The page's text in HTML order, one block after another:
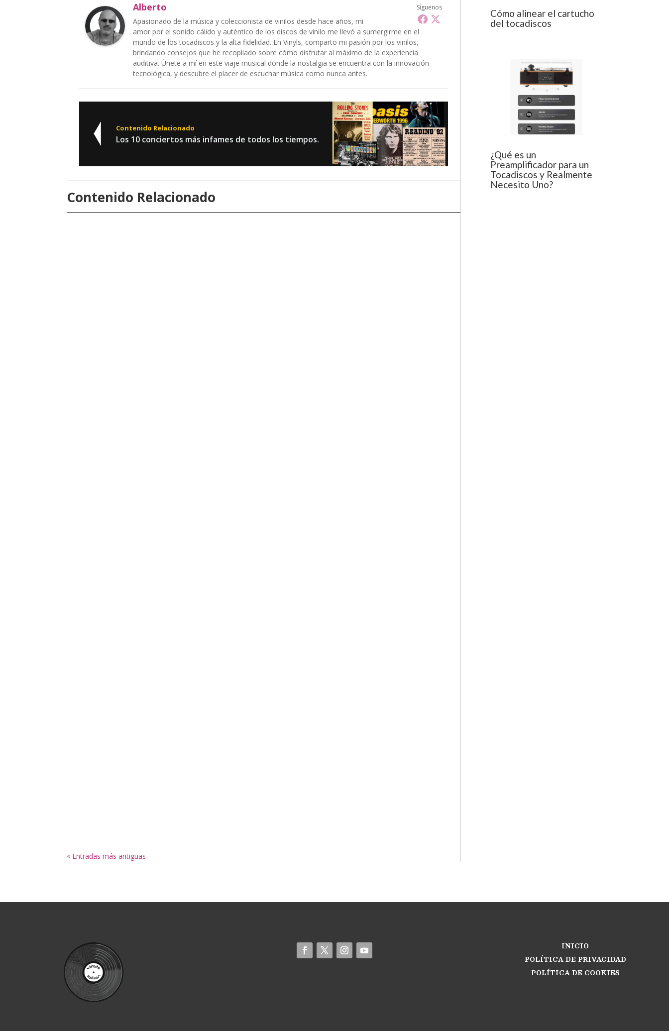
Síguenos
Alberto
Apasionado de la música y coleccionista de vinilos desde hace años, mi
amor por el sonido cálido y auténtico de los discos de vinilo me llevó a sumergirme en el
mundo de los tocadiscos y la alta fidelidad. En Vinyls, comparto mi pasión por los vinilos,
brindando consejos que he recopilado sobre cómo disfrutar al máximo de la experiencia
auditiva. Únete a mí en este viaje musical donde la nostalgia se encuentra con la innovación
tecnológica, y descubre el placer de escuchar música como nunca antes.
Contenido Relacionado
Los 10 conciertos más infames de todos los tiempos.
Contenido Relacionado
« Entradas más antiguas
Cómo alinear el cartucho
del tocadiscos
¿Qué es un
Preamplificador para un
Tocadiscos y Realmente
Necesito Uno?
INICIO
POLÍTICA DE PRIVACIDAD
POLÍTICA DE COOKIES